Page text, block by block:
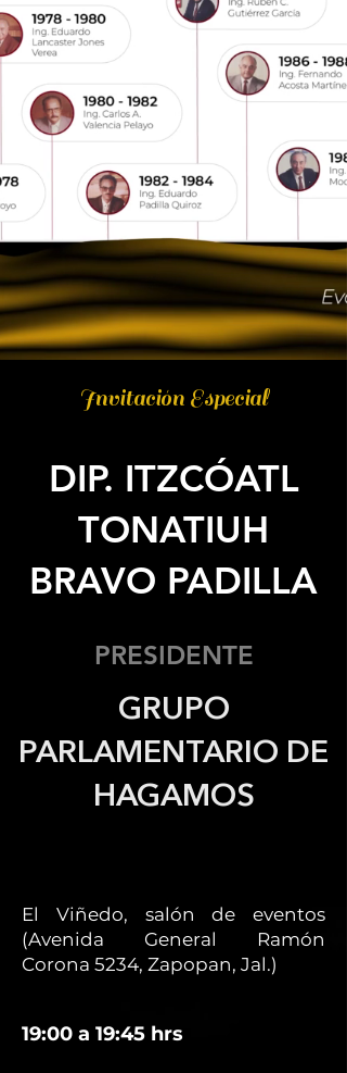
Invitación Especial
DIP. ITZCÓATL
TONATIUH
BRAVO PADILLA
PRESIDENTE
GRUPO
PARLAMENTARIO DE
HAGAMOS
El Viñedo, salón de eventos
(Avenida General Ramón
Corona 5234, Zapopan, Jal.)
19:00 a 19:45 hrs